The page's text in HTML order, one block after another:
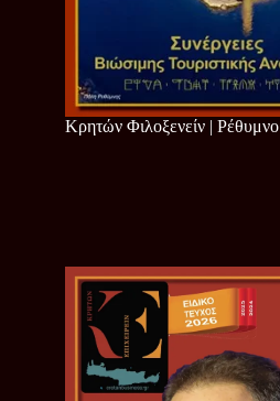
Κρητών Φιλοξενείν | Ρέθυμνο